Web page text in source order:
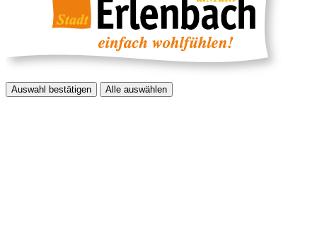
Auswahl bestätigen Alle auswählen